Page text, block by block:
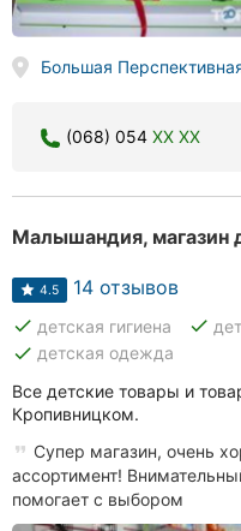
Большая
(068) 054 XX XX
4.5 14 отзывов
done детская гигиена done
done детская одежда
Все детские товары и
Кропивницком.
Супер магазин, очень
ассортимент!
помогает с выбором